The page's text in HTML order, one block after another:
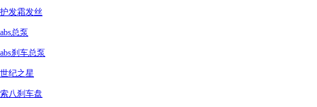
护发霜发丝
abs总泵
abs刹车总泵
世纪之星
索八刹车盘